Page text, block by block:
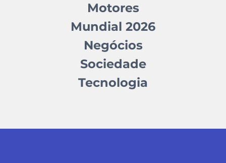
Motores
Mundial 2026
Negócios
Sociedade
Tecnologia